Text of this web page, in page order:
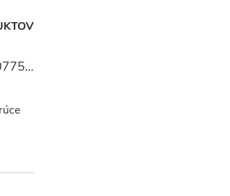
GAP Pánské Tričko classic 440775-00